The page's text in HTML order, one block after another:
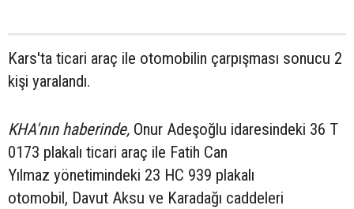
Kars'ta ticari araç ile otomobilin çarpışması sonucu 2
kişi yaralandı.
KHA'nın haberinde, Onur Adeşoğlu idaresindeki 36 T
0173 plakalı ticari araç ile Fatih Can
Yılmaz yönetimindeki 23 HC 939 plakalı
otomobil, Davut Aksu ve Karadağı caddeleri